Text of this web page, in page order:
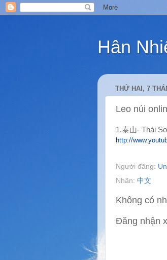
Hân
THỨ HAI, 7
Leo núi
1.泰山- Thái
http://
Người đăng:
Nhãn: 中文
Không có
Đăng nhận